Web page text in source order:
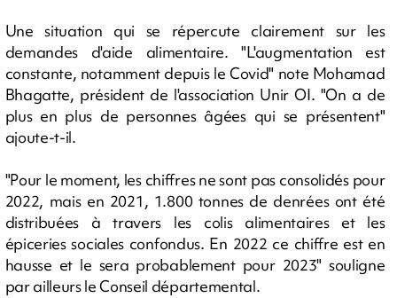
Une situation qui se répercute clairement sur les
demandes d'aide alimentaire. "L'augmentation est
constante, notamment depuis le Covid" note Mohamad
Bhagatte, président de l'association Unir OI. "On a de
plus en plus de personnes âgées qui se présentent"
ajoute-t-il.
"Pour le moment, les chiffres ne sont pas consolidés pour
2022, mais en 2021, 1.800 tonnes de denrées ont été
distribuées à travers les colis alimentaires et les
épiceries sociales confondus. En 2022 ce chiffre est en
hausse et le sera probablement pour 2023" souligne
par ailleurs le Conseil départemental.